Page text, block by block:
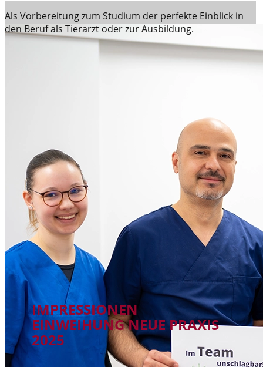
Als Vorbereitung zum Studium der perfekte Einblick in
den Beruf als Tierarzt oder zur Ausbildung.
IMPRESSIONEN
EINWEIHUNG NEUE PRAXIS
2025